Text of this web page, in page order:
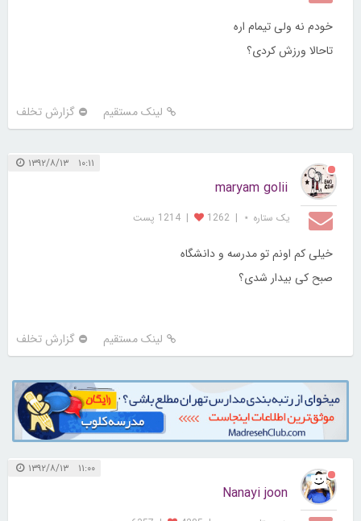
خودم نه ولی تیمام اره
تاحالا ورزش کردی؟
لینک مستقیم گزارش تخلف
۱۰:۱۱ ۱۳۹۲/۸/۱۳
maryam golii
یک ستاره ⋆ |
1262
| 1214 پست
خیلی کم اونم تو مدرسه و دانشگاه
صبح کی بیدار شدی؟
لینک مستقیم گزارش تخلف
۱۱:۰۰ ۱۳۹۲/۸/۱۳
Nanayi joon